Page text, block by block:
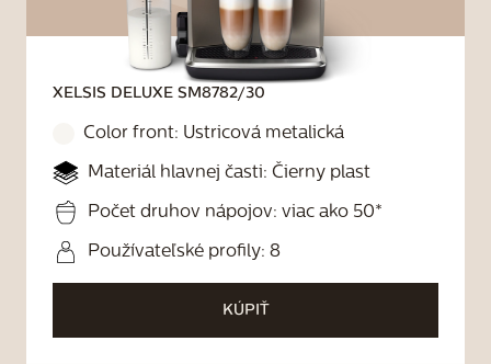
XELSIS DELUXE SM8782/30
Color front: Ustricová metalická
Materiál hlavnej časti: Čierny plast
Počet druhov nápojov: viac ako 50*
Používateľské profily: 8
KÚPIŤ